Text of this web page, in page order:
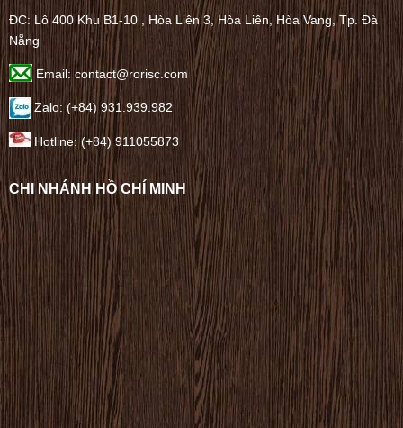
ĐC: Lô 400 Khu B1-10 , Hòa Liên 3, Hòa Liên, Hòa Vang, Tp. Đà
Nẵng
Email: contact@rorisc.com
Zalo: (+84) 931.939.982
Hotline: (+84) 911055873
CHI NHÁNH HỒ CHÍ MINH